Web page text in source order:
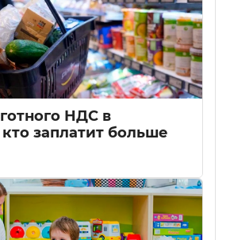
НДС в
заплатит больше